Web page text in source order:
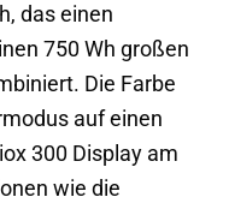
das einen
750 Wh großen
Die Farbe
auf einen
300 Display am
wie die